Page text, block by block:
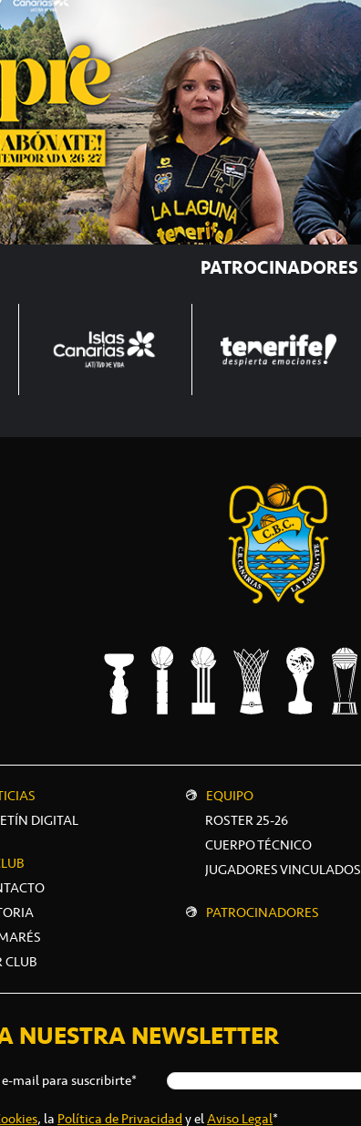
PATROCINADORES
DIGITAL
CLUB
EQUIPO
ROSTER 25-26
CUERPO TÉCNICO
JUGADORES VINCULADOS
PATROCINADORES
NUESTRA NEWSLETTER
mail para suscribirte*
, laPolítica de Privacidady elAviso Legal*